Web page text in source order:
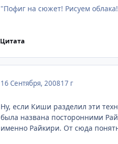
"Пофиг на сюжет! Рисуем
Цитата
16 Сентября, 200817 г
Ну, если Киши разделил эти
была названа посторонними
именно Райкири. От сюда